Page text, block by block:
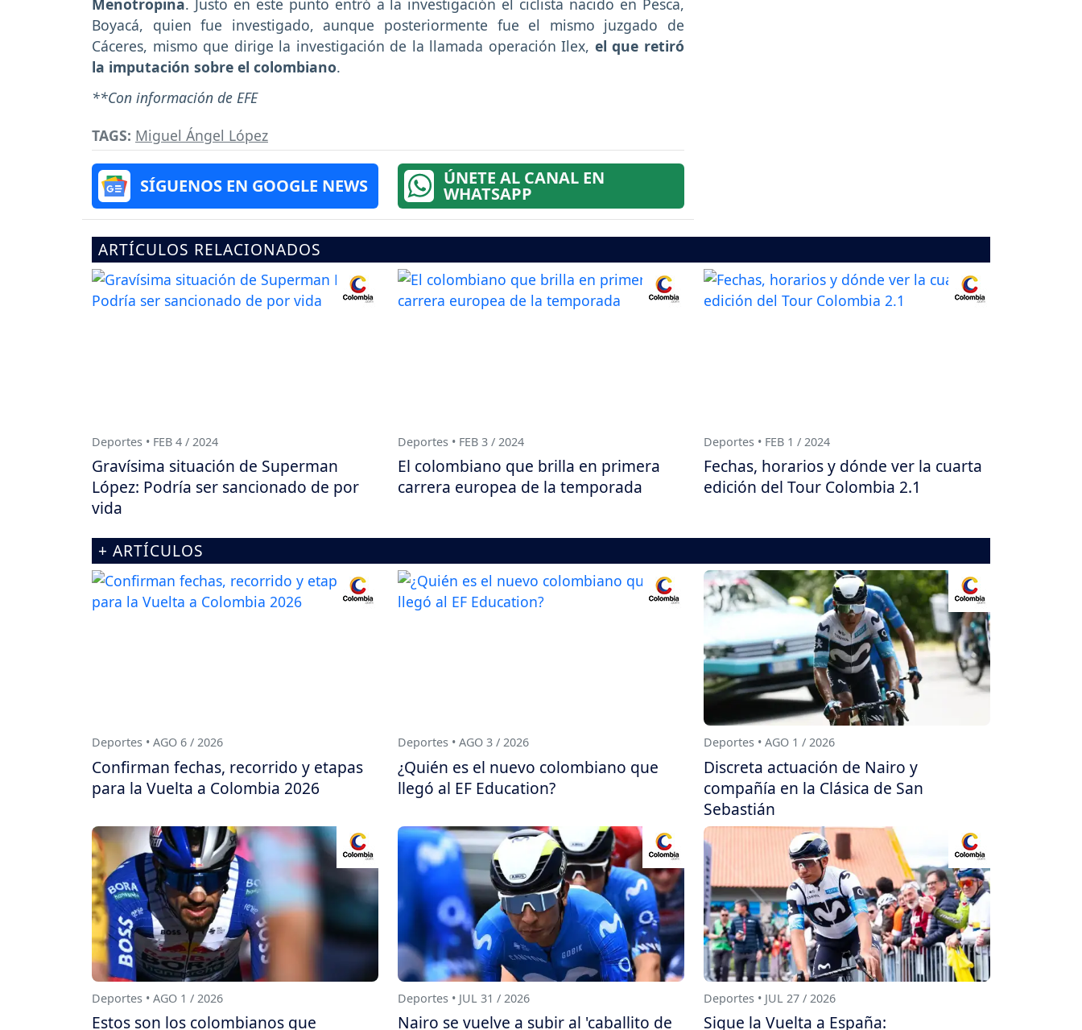
Boyacá, quien fue investigado, aunque posteriormente fue el mismo juzgado de
Cáceres, mismo que dirige la investigación de la llamada operación Ilex, el que retiró
la imputación sobre el colombiano.
**Con información de EFE
TAGS: Miguel Ángel López
SÍGUENOS EN GOOGLE NEWS ÚNETE AL CANAL EN
WHATSAPP
ARTÍCULOS RELACIONADOS
Deportes • FEB 4 / 2024
Gravísima situación de Superman
López: Podría ser sancionado de por
vida
Deportes • FEB 3 / 2024
El colombiano que brilla en primera
carrera europea de la temporada
Deportes • FEB 1 / 2024
Fechas, horarios y dónde ver la cuarta
edición del Tour Colombia 2.1
+ ARTÍCULOS
Deportes • AGO 6 / 2026
Confirman fechas, recorrido y etapas
para la Vuelta a Colombia 2026
Deportes • AGO 3 / 2026
¿Quién es el nuevo colombiano que
llegó al EF Education?
Deportes • AGO 1 / 2026
Discreta actuación de Nairo y
compañía en la Clásica de San
Sebastián
Deportes • AGO 1 / 2026
Estos son los colombianos que
Deportes • JUL 31 / 2026
Nairo se vuelve a subir al 'caballito de
Deportes • JUL 27 / 2026
Sigue la Vuelta a España: